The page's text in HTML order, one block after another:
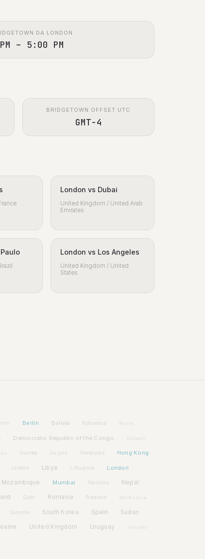
DA LONDON
– 5:00 PM
BRIDGETOWN OFFSET UTC
GMT-4
London vs Dubai
United Kingdom / United Arab
Emirates
London vs Los Angeles
United Kingdom / United
States
Berlin Bolivia Botswana Brunei
Democratic Republic of the Congo Djibouti
Guinea Guyana Honduras Hong Kong
Lesotho Libya Lithuania London
Mozambique Mumbai Namibia Nepal
Qatar Romania Rwanda Saint Lucia
Somalia South Korea Spain Sudan
United Kingdom Uruguay Vanuatu